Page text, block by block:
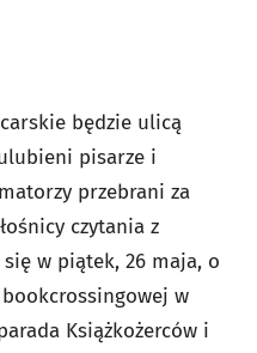
będzie ulicą
pisarze i
przebrani za
czytania z
w piątek, 26 maja, o
w
Książkożerców i